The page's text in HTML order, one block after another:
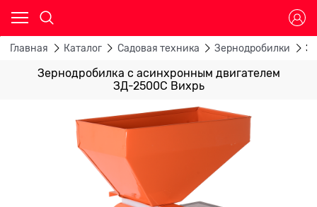
Главная Каталог Садовая техника Зернодробилки
Зернодробилка с асинхронным двигателем
ЗД-2500С Вихрь